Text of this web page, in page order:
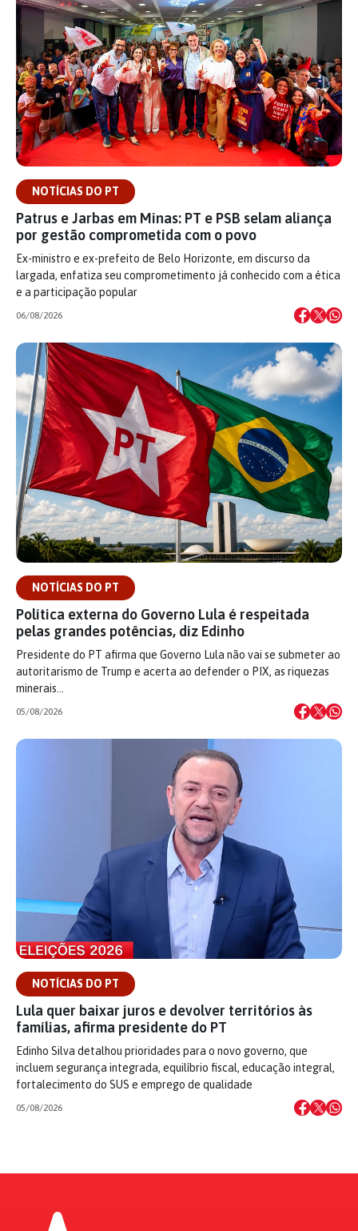
NOTÍCIAS DO PT
Patrus e Jarbas em Minas: PT e PSB selam aliança
por gestão comprometida com o povo
Ex-ministro e ex-prefeito de Belo Horizonte, em discurso da
largada, enfatiza seu comprometimento já conhecido com a ética
e a participação popular
06/08/2026
NOTÍCIAS DO PT
Política externa do Governo Lula é respeitada
pelas grandes potências, diz Edinho
Presidente do PT afirma que Governo Lula não vai se submeter ao
autoritarismo de Trump e acerta ao defender o PIX, as riquezas
minerais…
05/08/2026
NOTÍCIAS DO PT
Lula quer baixar juros e devolver territórios às
famílias, afirma presidente do PT
Edinho Silva detalhou prioridades para o novo governo, que
incluem segurança integrada, equilíbrio fiscal, educação integral,
fortalecimento do SUS e emprego de qualidade
05/08/2026